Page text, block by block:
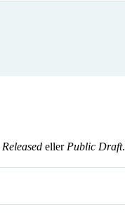
Released eller Public Draft.